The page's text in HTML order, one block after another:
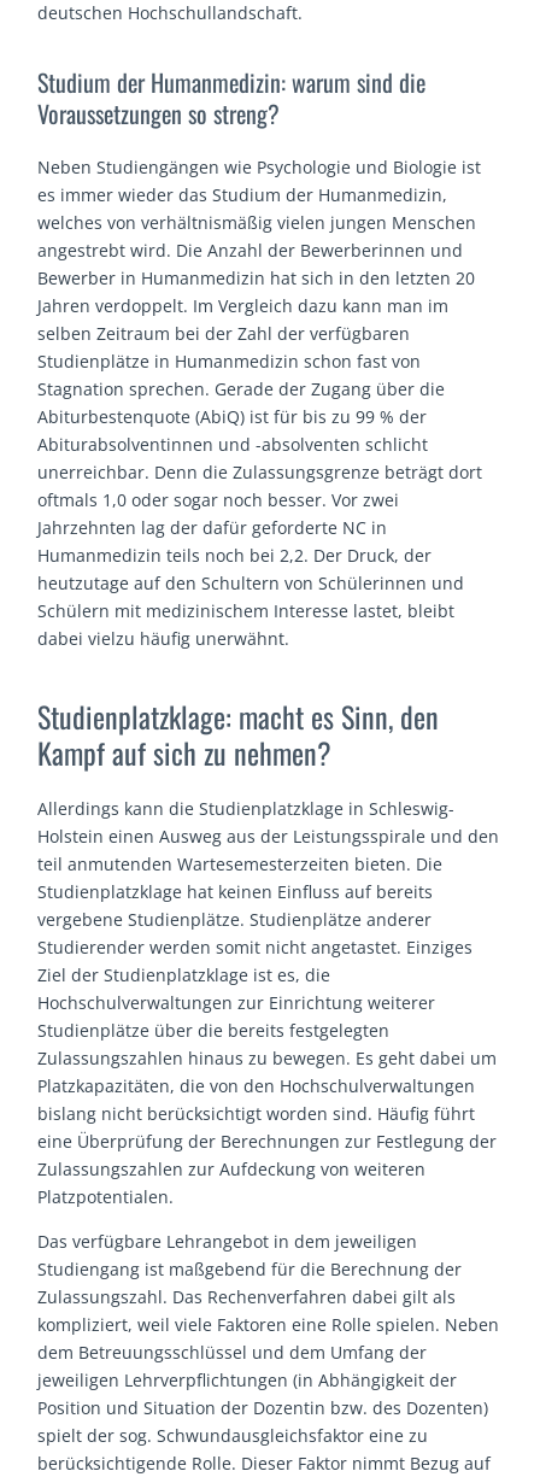
deutschen Hochschullandschaft.
Studium der Humanmedizin: warum sind die
Voraussetzungen so streng?
Neben Studiengängen wie Psychologie und Biologie ist
es immer wieder das Studium der Humanmedizin,
welches von verhältnismäßig vielen jungen Menschen
angestrebt wird. Die Anzahl der Bewerberinnen und
Bewerber in Humanmedizin hat sich in den letzten 20
Jahren verdoppelt. Im Vergleich dazu kann man im
selben Zeitraum bei der Zahl der verfügbaren
Studienplätze in Humanmedizin schon fast von
Stagnation sprechen. Gerade der Zugang über die
Abiturbestenquote (AbiQ) ist für bis zu 99 % der
Abiturabsolventinnen und -absolventen schlicht
unerreichbar. Denn die Zulassungsgrenze beträgt dort
oftmals 1,0 oder sogar noch besser. Vor zwei
Jahrzehnten lag der dafür geforderte NC in
Humanmedizin teils noch bei 2,2. Der Druck, der
heutzutage auf den Schultern von Schülerinnen und
Schülern mit medizinischem Interesse lastet, bleibt
dabei vielzu häufig unerwähnt.
Studienplatzklage: macht es Sinn, den
Kampf auf sich zu nehmen?
Allerdings kann die Studienplatzklage in Schleswig-
Holstein einen Ausweg aus der Leistungsspirale und den
teil anmutenden Wartesemesterzeiten bieten. Die
Studienplatzklage hat keinen Einfluss auf bereits
vergebene Studienplätze. Studienplätze anderer
Studierender werden somit nicht angetastet. Einziges
Ziel der Studienplatzklage ist es, die
Hochschulverwaltungen zur Einrichtung weiterer
Studienplätze über die bereits festgelegten
Zulassungszahlen hinaus zu bewegen. Es geht dabei um
Platzkapazitäten, die von den Hochschulverwaltungen
bislang nicht berücksichtigt worden sind. Häufig führt
eine Überprüfung der Berechnungen zur Festlegung der
Zulassungszahlen zur Aufdeckung von weiteren
Platzpotentialen.
Das verfügbare Lehrangebot in dem jeweiligen
Studiengang ist maßgebend für die Berechnung der
Zulassungszahl. Das Rechenverfahren dabei gilt als
kompliziert, weil viele Faktoren eine Rolle spielen. Neben
dem Betreuungsschlüssel und dem Umfang der
jeweiligen Lehrverpflichtungen (in Abhängigkeit der
Position und Situation der Dozentin bzw. des Dozenten)
spielt der sog. Schwundausgleichsfaktor eine zu
berücksichtigende Rolle. Dieser Faktor nimmt Bezug auf